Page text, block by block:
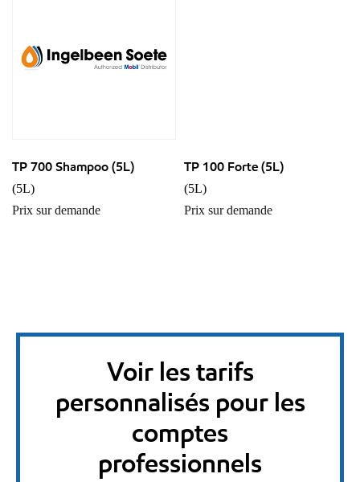
TP 700 Shampoo (5L)
(5L)
Prix sur demande
TP 100 Forte (5L)
(5L)
Prix sur demande
Voir les tarifs
personnalisés pour les
comptes
professionnels